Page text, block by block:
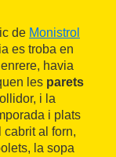
de Monistrol
es troba en
havia
les parets
i la
i plats
al forn,
la sopa